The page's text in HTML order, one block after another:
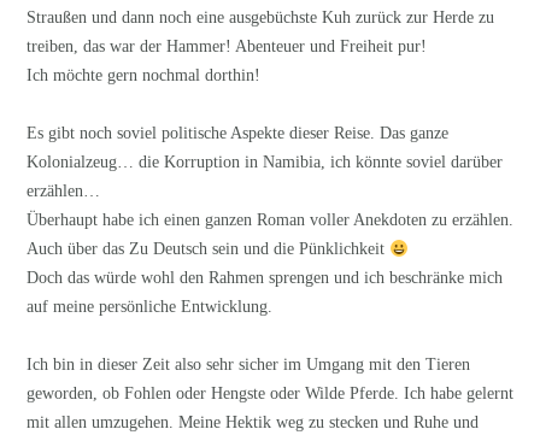
Straußen und dann noch eine ausgebüchste Kuh zurück zur Herde zu
treiben, das war der Hammer! Abenteuer und Freiheit pur!
Ich möchte gern nochmal dorthin!
Es gibt noch soviel politische Aspekte dieser Reise. Das ganze
Kolonialzeug… die Korruption in Namibia, ich könnte soviel darüber
erzählen…
Überhaupt habe ich einen ganzen Roman voller Anekdoten zu erzählen.
Auch über das Zu Deutsch sein und die Pünklichkeit
Doch das würde wohl den Rahmen sprengen und ich beschränke mich
auf meine persönliche Entwicklung.
Ich bin in dieser Zeit also sehr sicher im Umgang mit den Tieren
geworden, ob Fohlen oder Hengste oder Wilde Pferde. Ich habe gelernt
mit allen umzugehen. Meine Hektik weg zu stecken und Ruhe und